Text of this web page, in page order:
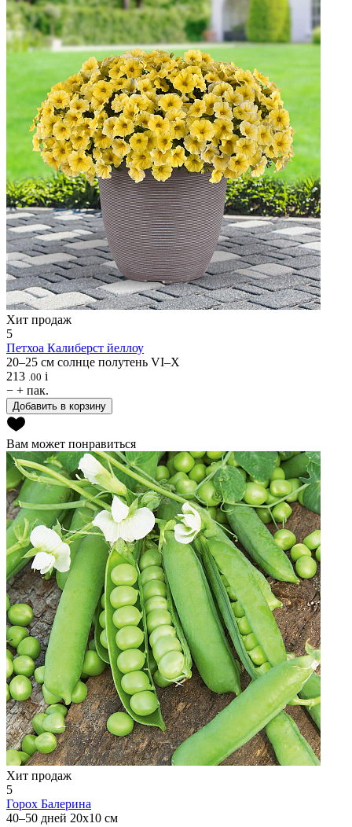
Хит продаж
5
Петхоа Калиберст йеллоу
20–25 см солнце полутень VI–X
213 .00 i
− + пак.
Добавить в корзину
Вам может понравиться
Хит продаж
5
Горох Балерина
40–50 дней 20х10 см